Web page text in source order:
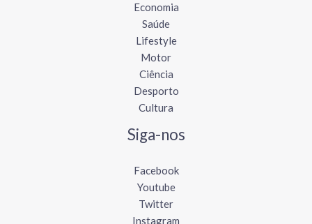
Economia
Saúde
Lifestyle
Motor
Ciência
Desporto
Cultura
Siga-nos
Facebook
Youtube
Twitter
Instagram